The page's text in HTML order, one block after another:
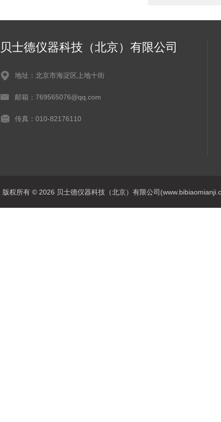
贝士德仪器科技（北京）有限公司
地址：北京市海淀区上地十街
邮箱：769565076@qq.com
传真：010-82176110
版权所有 © 2026 贝士德仪器科技（北京）有限公司